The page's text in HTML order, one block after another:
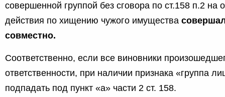
совершенной группой без сговора по ст.158 п.2 на
действия по хищению чужого имущества
совместно.
Соответственно, если все виновники
ответственности, при наличии признака «группа
подпадать под пункт «а» части 2 ст. 158.